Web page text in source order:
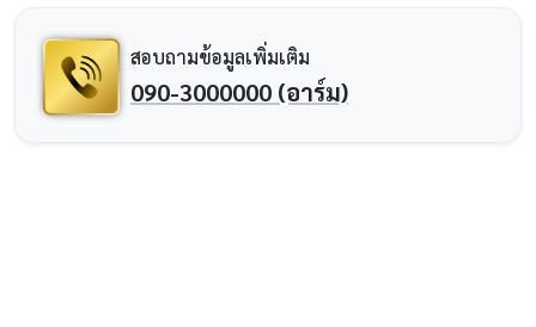
สอบถามข้อมูลเพิ่มเติม
090-3000000 (อาร์ม)